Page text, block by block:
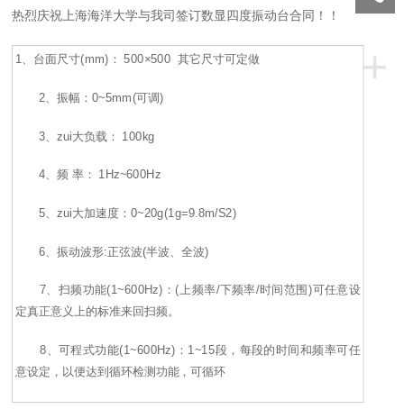
热烈庆祝上海海洋大学与我司签订数显四度振动台合同！！
+
1、台面尺寸(mm)： 500×500 其它尺寸可定做
2、振幅：0~5mm(可调)
3、zui大负载： 100kg
4、频 率： 1Hz~600Hz
5、zui大加速度：0~20g(1g=9.8m/S2)
6、振动波形:正弦波(半波、全波)
7、扫频功能(1~600Hz)：(上频率/下频率/时间范围)可任意设
定真正意义上的标准来回扫频。
8、可程式功能(1~600Hz)：1~15段，每段的时间和频率可任
意设定，以便达到循环检测功能，可循环